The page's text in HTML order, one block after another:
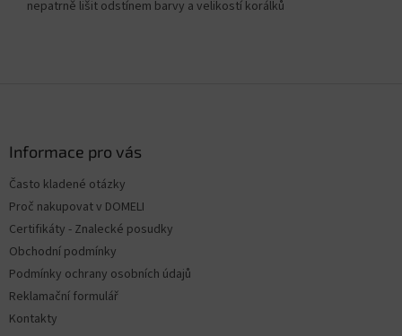
nepatrně lišit odstínem barvy a velikostí korálků
Informace pro vás
Často kladené otázky
Proč nakupovat v DOMELI
Certifikáty - Znalecké posudky
Obchodní podmínky
Podmínky ochrany osobních údajů
Reklamační formulář
Kontakty